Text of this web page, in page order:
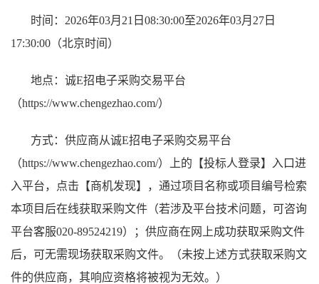
时间：2026年03月 21 日08:30:00至2026年03月 27 日
17:30:00（北京时间）
地点：诚E招电子采购交易平台
（https://www.chengezhao.com/）
方式：供应商从诚E招电子采购交易平台
（https://www.chengezhao.com/）上的【投标人登录】入口进
入平台，点击【商机发现】，通过项目名称或项目编号检索
本项目后在线获取采购文件（若涉及平台技术问题，可咨询
平台客服020-89524219）；供应商在网上成功获取采购文件
后，可无需现场获取采购文件。（未按上述方式获取采购文
件的供应商，其响应资格将被视为无效。）